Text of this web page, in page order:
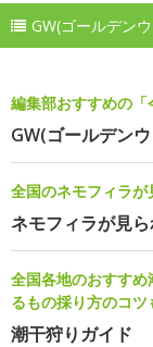
GW(ゴールデン
編集部おすすめの
GW(ゴールデン
全国のネモフィラ
ネモフィラが見
全国各地のおすす
るもの採り方のコツ
潮干狩りガイド